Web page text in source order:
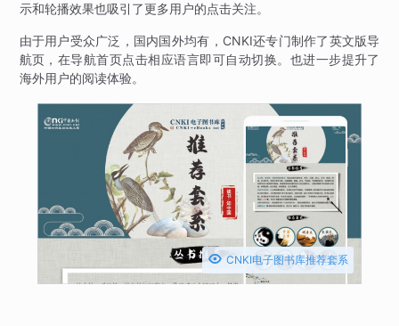
示和轮播效果也吸引了更多用户的点击关注。
由于用户受众广泛，国内国外均有，CNKI还专门制作了英文版导
航页，在导航首页点击相应语言即可自动切换。也进一步提升了
海外用户的阅读体验。
 CNKI电子图书库推荐套系